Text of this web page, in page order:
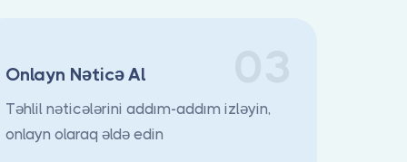
Onlayn Nəticə Al
Təhlil nəticələrini addım-addım izləyin,
onlayn olaraq əldə edin